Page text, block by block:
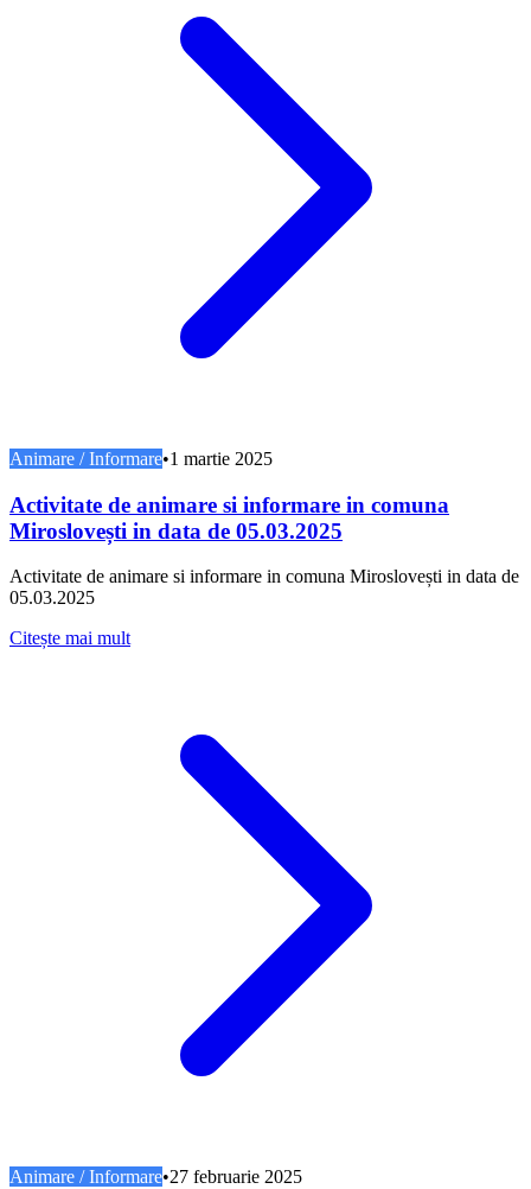
Animare / Informare•1 martie 2025
Activitate de animare si informare in comuna
Miroslovești in data de 05.03.2025
Activitate de animare si informare in comuna Miroslovești in data de
05.03.2025
Citește mai mult
Animare / Informare•27 februarie 2025